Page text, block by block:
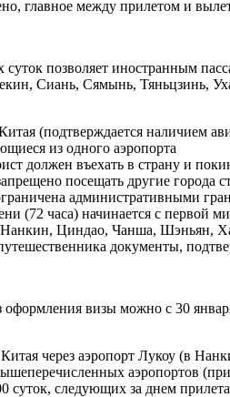
главное между прилетом и
позволяет иностранным
Сиань, Сямынь,
(подтверждается наличием
из одного аэропорта
должен въехать в страну и
посещать другие города
административными
(72 часа) начинается с первой
Циндао, Чанша, Шэньян,
документы,
визы можно с 30
через аэропорт Лукоу (в
аэропортов
следующих за днем